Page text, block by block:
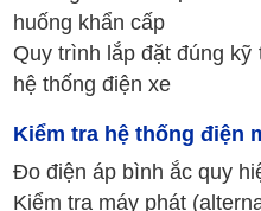
huống khẩn cấp
Quy trình lắp đặt đúng
hệ thống điện xe
Kiểm tra hệ thống điện
Đo điện áp bình ắc quy
Kiểm tra máy phát